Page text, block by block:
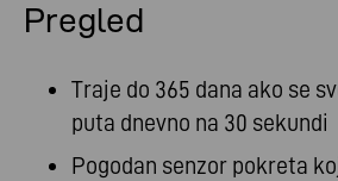
Pregled
Traje do 365 dana ako se
puta dnevno na 30 sekundi
Pogodan senzor pokreta